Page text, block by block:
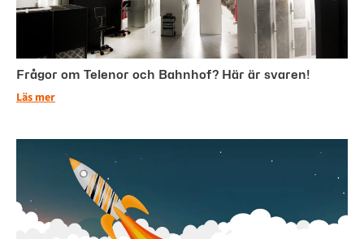
Frågor om Telenor och Bahnhof? Här är svaren!
Läs mer